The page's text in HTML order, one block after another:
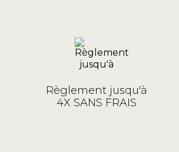
Règlement jusqu'à
4X SANS FRAIS